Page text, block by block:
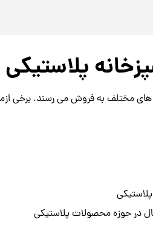
مختلف به فروش می رسند. برخی
در حوزه محصولات پلاستیکی